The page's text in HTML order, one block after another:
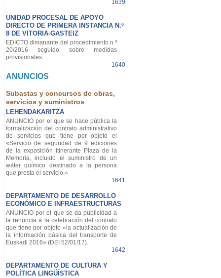
1639
UNIDAD PROCESAL DE APOYO
DIRECTO DE PRIMERA INSTANCIA N.º
8 DE VITORIA-GASTEIZ
EDICTO dimanante del procedimiento n.º
20/2016 seguido sobre medidas
provisionales.
1640
ANUNCIOS
Subastas y concursos de obras,
servicios y suministros
LEHENDAKARITZA
ANUNCIO por el que se hace pública la
formalización del contrato administrativo
de servicios que tiene por objeto el
«Servicio de seguridad de 9 ediciones
de la exposición itinerante Plaza de la
Memoria, incluido el suministro de un
wáter químico destinado a la persona
que presta el servicio.»
1641
DEPARTAMENTO DE DESARROLLO
ECONÓMICO E INFRAESTRUCTURAS
ANUNCIO por el que se da publicidad a
la renuncia a la celebración del contrato
que tiene por objeto «la actualización de
la información básica del transporte de
Euskadi 2016» (DEI 52/01/17).
1642
DEPARTAMENTO DE CULTURA Y
POLÍTICA LINGÜÍSTICA